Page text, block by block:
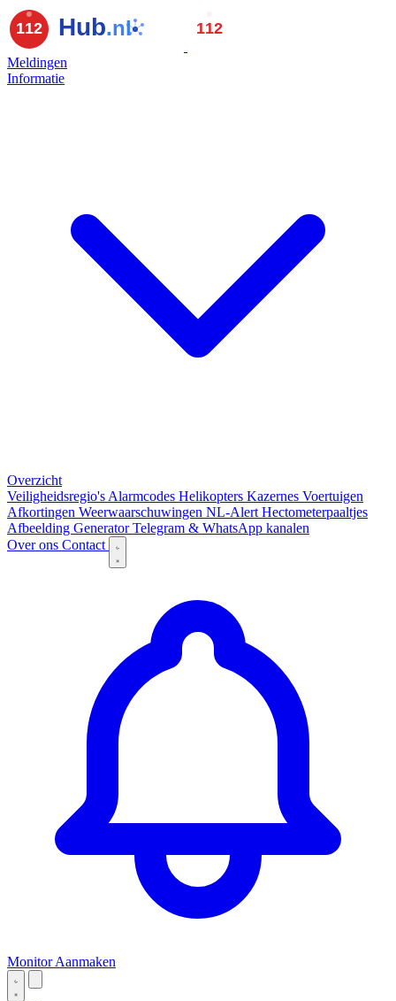
Meldingen
Informatie
Overzicht
Veiligheidsregio's Alarmcodes Helikopters Kazernes Voertuigen
Afkortingen Weerwaarschuwingen NL-Alert Hectometerpaaltjes
Afbeelding GeneratorTelegram & WhatsApp kanalen
Over ons Contact
Monitor Aanmaken